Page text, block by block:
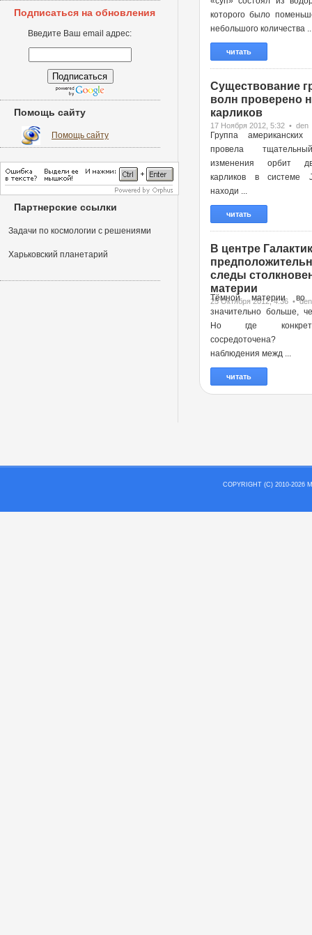
которого было
небольшого количества
читать
Существование
волн проверено
карликов
17 Ноября 2012, 5:32 • den
Группа американских
провела
изменения орбит
карликов в системе
находи ...
читать
В центре
следы
материи
25 Октября 2012, 4:36 • den
Тёмной материи во
значительно больше,
Но где
наблюдения межд ...
читать
Подписаться на обновления
Введите Ваш email адрес:
Помощь сайту
Помощь сайту
Партнерские ссылки
Задачи по космологии с решениями
Харьковский планетарий
COPYRIGHT (C) 2010-